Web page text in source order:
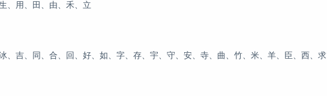
、用、田、由、禾、立
、吉、同、合、回、好、如、字、存、宇、守、安、寺、曲、竹、米、羊、臣、西、求